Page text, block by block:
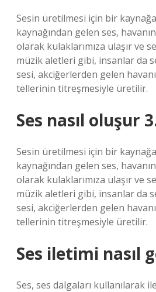
Sesin üretilmesi için bir
kaynağından gelen ses,
olarak kulaklarımıza ulaşır ve
müzik aletleri gibi, insanlar da
sesi, akciğerlerden gelen
tellerinin titreşmesiyle üretilir.
Ses nasıl oluşur
Sesin üretilmesi için bir
kaynağından gelen ses,
olarak kulaklarımıza ulaşır ve
müzik aletleri gibi, insanlar da
sesi, akciğerlerden gelen
tellerinin titreşmesiyle üretilir.
Ses iletimi nasıl
Ses, ses dalgaları kullanılarak